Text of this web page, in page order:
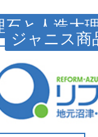
石と人造大
ジャニス商